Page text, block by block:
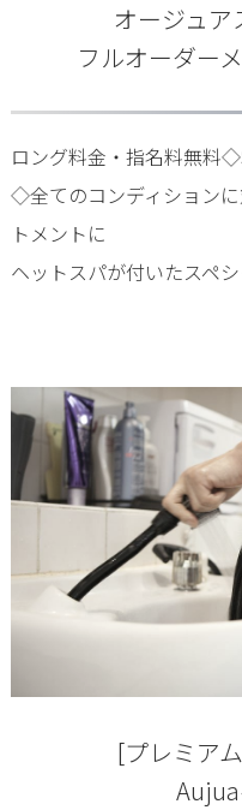
オージュア
フルオーダー
ロング料金・指名料無料
◇全てのコンディション
トメントに
ヘットスパが付いたスペ
[プレミア